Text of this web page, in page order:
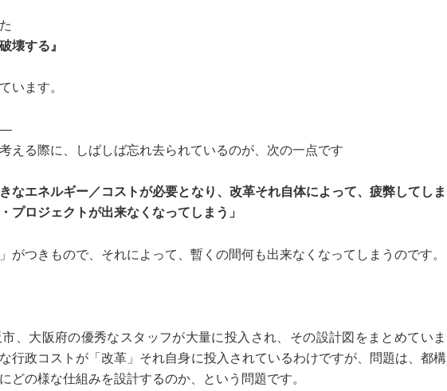
壊する』
います。
える際に、しばしば忘れ去られているのが、次の一点です
なエネルギー／コストが必要となり、改革それ自体によって、疲弊してしま
プロジェクトが出来なくなってしまう」
がつきもので、それによって、暫くの間何も出来なくなってしまうのです。
、大阪府の優秀なスタッフが大量に投入され、その設計図をまとめていま
行政コストが「改革」それ自身に投入されているわけですが、問題は、都構
どの様な仕組みを設計するのか、という問題です。